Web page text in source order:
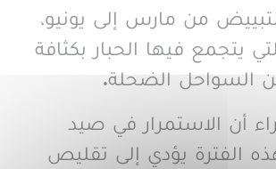
من مارس إلى يونيو،
يتجمع فيها الحبار بكثافة
السواحل الضحلة.
أن الاستمرار في صيد
الفترة يؤدي إلى تقليص